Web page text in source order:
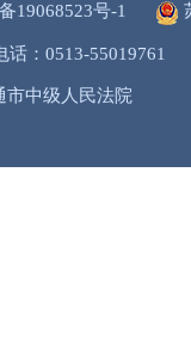
19068523号-1
话：0513-55019761
市中级人民法院